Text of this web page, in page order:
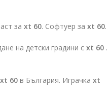
за xt 60. Софтуер за xt 60.
на детски градини с xt 60 .
xt 60 в България. Играчка xt